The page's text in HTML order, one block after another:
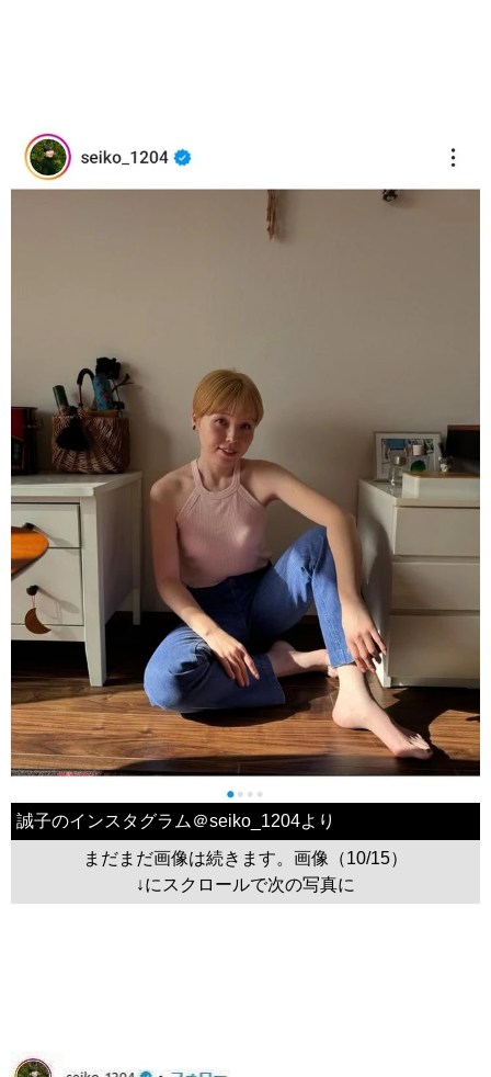
誠子のインスタグラム＠seiko_1204より
まだまだ画像は続きます。画像（10/15）
↓にスクロールで次の写真に